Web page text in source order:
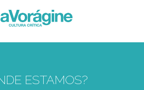
ESTAMOS?